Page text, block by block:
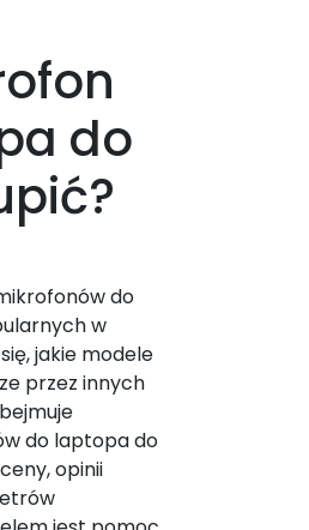
do
do
w
jakie modele
przez innych
do laptopa do
opinii